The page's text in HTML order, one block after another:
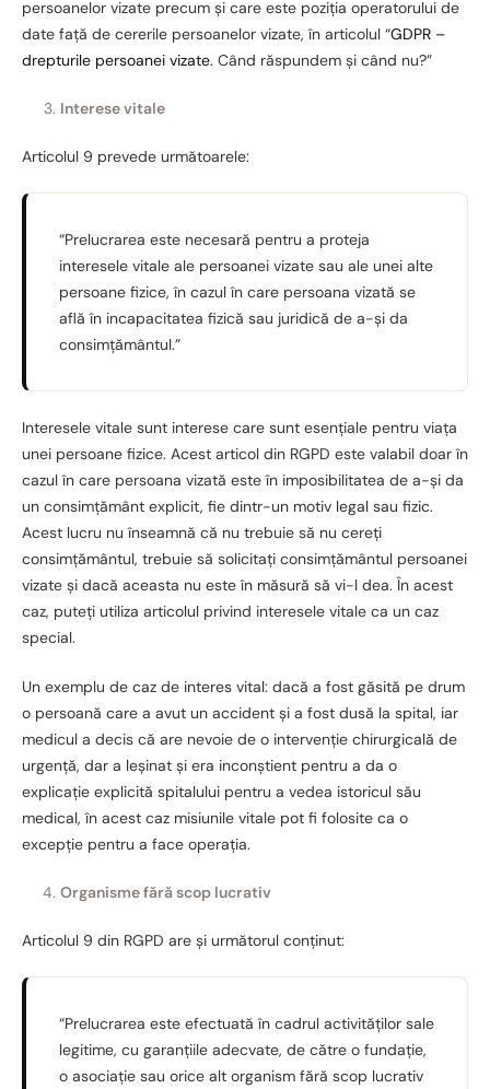
persoanelor vizate precum și care este poziția operatorului de
date față de cererile persoanelor vizate, în articolul “GDPR –
drepturile persoanei vizate. Când răspundem și când nu?”
Interese vitale
Articolul 9 prevede următoarele:
“Prelucrarea este necesară pentru a proteja
interesele vitale ale persoanei vizate sau ale unei alte
persoane fizice, în cazul în care persoana vizată se
află în incapacitatea fizică sau juridică de a-și da
consimțământul.”
Interesele vitale sunt interese care sunt esențiale pentru viața
unei persoane fizice. Acest articol din RGPD este valabil doar în
cazul în care persoana vizată este în imposibilitatea de a-și da
un consimțământ explicit, fie dintr-un motiv legal sau fizic.
Acest lucru nu înseamnă că nu trebuie să nu cereți
consimțământul, trebuie să solicitați consimțământul persoanei
vizate și dacă aceasta nu este în măsură să vi-l dea. În acest
caz, puteți utiliza articolul privind interesele vitale ca un caz
special.
Un exemplu de caz de interes vital: dacă a fost găsită pe drum
o persoană care a avut un accident și a fost dusă la spital, iar
medicul a decis că are nevoie de o intervenție chirurgicală de
urgență, dar a leșinat și era inconștient pentru a da o
explicație explicită spitalului pentru a vedea istoricul său
medical, în acest caz misiunile vitale pot fi folosite ca o
excepție pentru a face operația.
Organisme fără scop lucrativ
Articolul 9 din RGPD are și următorul conținut:
“Prelucrarea este efectuată în cadrul activităților sale
legitime, cu garanțiile adecvate, de către o fundație,
o asociație sau orice alt organism fără scop lucrativ